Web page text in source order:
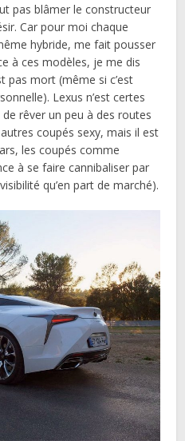
pas blâmer le constructeur
Car pour moi chaque
hybride, me fait pousser
à ces modèles, je me dis
pas mort (même si c’est
Lexus n’est certes
rêver un peu à des routes
coupés sexy, mais il est
les coupés comme
à se faire cannibaliser par
qu’en part de marché).